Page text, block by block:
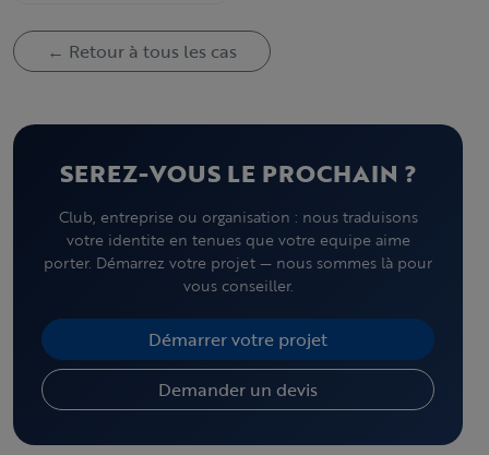
← Retour à tous les cas
SEREZ-VOUS LE PROCHAIN ?
Club, entreprise ou organisation : nous traduisons
votre identite en tenues que votre equipe aime
porter. Démarrez votre projet — nous sommes là pour
vous conseiller.
Démarrer votre projet
Demander un devis